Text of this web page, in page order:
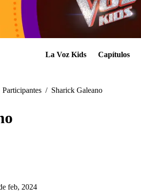
La Voz Kids Capítulos
Participantes / Sharick Galeano
feb, 2024